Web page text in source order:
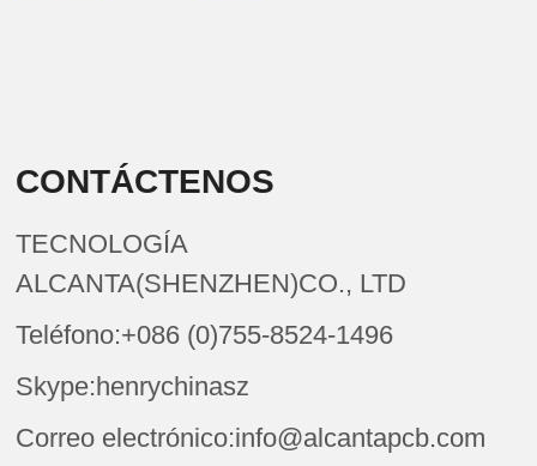
CONTÁCTENOS
TECNOLOGÍA
ALCANTA(SHENZHEN)CO., LTD
Teléfono:+086 (0)755-8524-1496
Skype:henrychinasz
Correo electrónico:info@alcantapcb.com